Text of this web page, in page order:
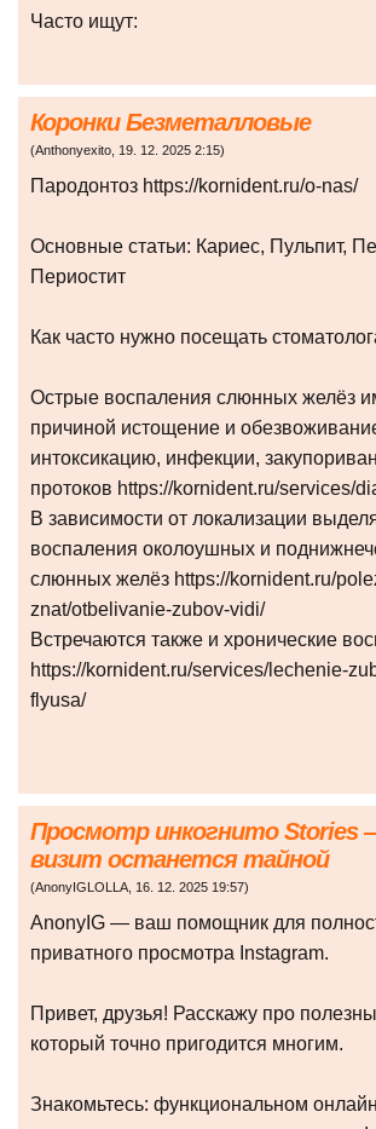
Часто ищут:
Коронки Безметалловые
(Anthonyexito, 19. 12. 2025 2:15)
Пародонтоз https://kornident.ru/o-nas/
Основные статьи: Кариес, Пульпит,
Периостит
Как часто нужно посещать
Острые воспаления слюнных желёз
причиной истощение и
интоксикацию, инфекции,
протоков https://kornident.ru/services/
В зависимости от локализации
воспаления околоушных и
слюнных желёз https://kornident.ru/
znat/otbelivanie-zubov-vidi/
Встречаются также и хронические
https://kornident.ru/services/lechenie-
flyusa/
Просмотр инкогнито Stories
визит останется тайной
(AnonyIGLOLLA, 16. 12. 2025 19:57)
AnonyIG — ваш помощник для
приватного просмотра Instagram.
Привет, друзья! Расскажу про
который точно пригодится многим.
Знакомьтесь: функциональном